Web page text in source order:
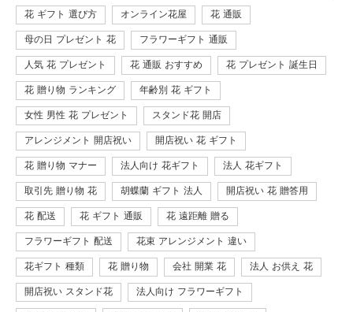
花 ギフト 選び方 オンライン花屋 花 通販
母の日 プレゼント 花 フラワーギフト 通販
人気 花 プレゼント 花 通販 おすすめ 花 プレゼント 誕生日
花 贈り物 ランキング 年齢別 花 ギフト
女性 男性 花 プレゼント スタンド花 開店
アレンジメント 開店祝い 開店祝い 花 ギフト
花 贈り物 マナー 法人向け 花ギフト 法人 花ギフト
取引先 贈り物 花 胡蝶蘭 ギフト 法人 開店祝い 花 贈答用
花 配送 花 ギフト 通販 花 遠距離 贈る
フラワーギフト 配送 花束 アレンジメント 違い
花ギフト 種類 花 贈り物 会社 開業 花 法人 お供え 花
開店祝い スタンド花 法人向け フラワーギフト